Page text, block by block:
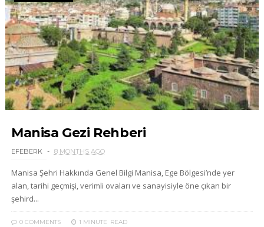
Manisa Gezi Rehberi
EFEBERK 8 MONTHS AGO
Manisa Şehri Hakkında Genel Bilgi Manisa, Ege Bölgesi’nde yer
alan, tarihi geçmişi, verimli ovaları ve sanayisiyle öne çıkan bir
şehird...
0 COMMENTS 1 MINUTE READ